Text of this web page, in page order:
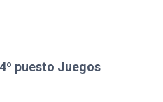
puesto Juegos